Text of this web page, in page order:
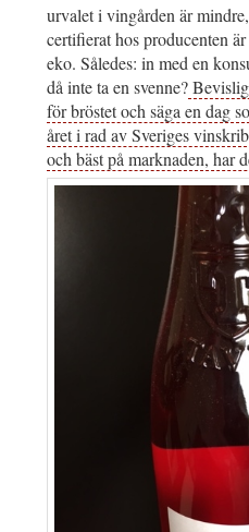
urvalet i vingården är
certifierat hos producenten
eko. Således: in med en
då inte ta en svenne?
för bröstet och säga en dag
året i rad av Sveriges
och bäst på marknaden, har